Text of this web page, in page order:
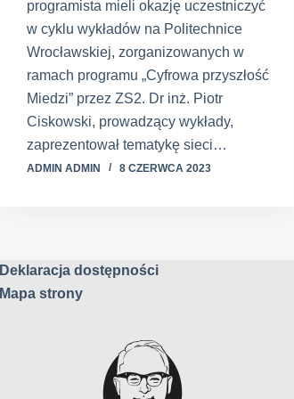
programista mieli okazję uczestniczyć
w cyklu wykładów na Politechnice
Wrocławskiej, zorganizowanych w
ramach programu „Cyfrowa przyszłość
Miedzi” przez ZS2. Dr inż. Piotr
Ciskowski, prowadzący wykłady,
zaprezentował tematykę sieci…
ADMIN ADMIN 8 CZERWCA 2023
Deklaracja dostępności
Mapa strony